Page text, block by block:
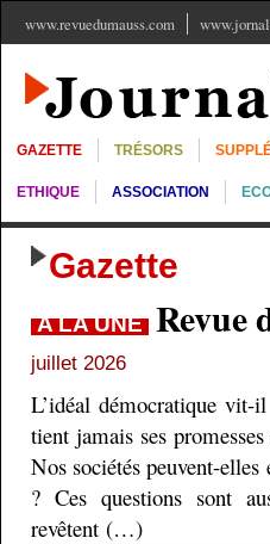
www.revuedumauss.com
GAZETTE TRÉSORS
ETHIQUE ASSOCIATION
Gazette
A LA UNE Revue
juillet 2026
L’idéal démocratique vit-
tient jamais ses
Nos sociétés peuvent-
? Ces questions sont
revêtent (…)